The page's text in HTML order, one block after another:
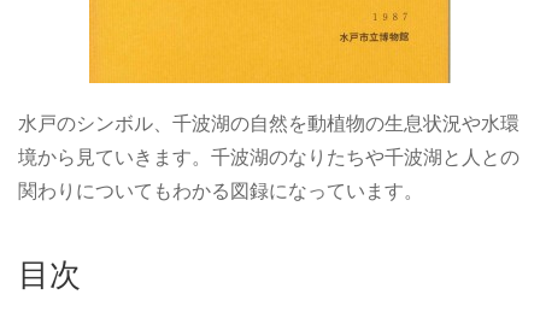
水戸のシンボル、千波湖の自然を動植物の生息状況や水環
境から見ていきます。千波湖のなりたちや千波湖と人との
関わりについてもわかる図録になっています。
目次